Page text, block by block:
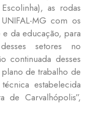
as rodas
MG com os
da educação, para
setores no
continuada desses
de trabalho de
estabelecida
de Carvalhópolis”,